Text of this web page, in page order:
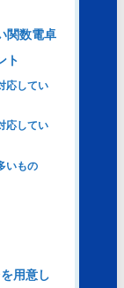
関数電卓
ト
応してい
応してい
いもの
用意し